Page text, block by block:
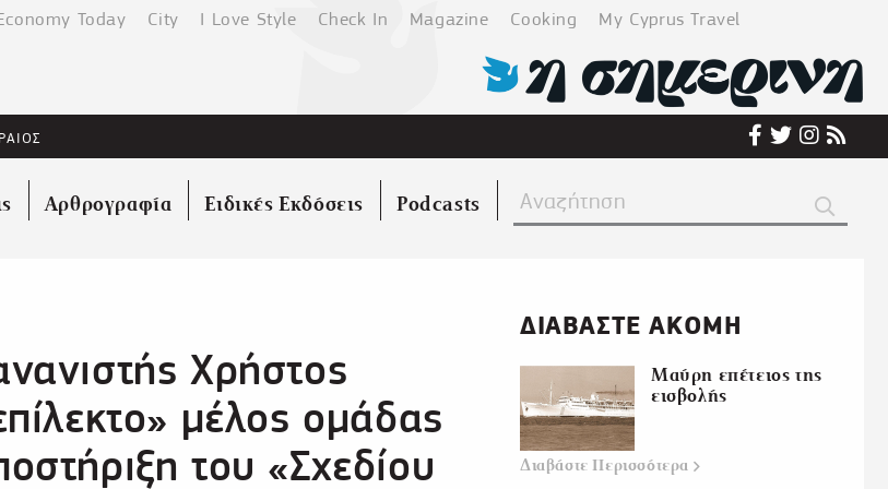
Today City I Love Style Check In Magazine Cooking My Cyprus Travel
Αρθρογραφία Ειδικές Εκδόσεις Podcasts
Χρήστος
μέλος ομάδας
του «Σχεδίου
ΔΙΑΒΑΣΤΕ ΑΚΟΜΗ
Μαύρη επέτειος της
εισβολής
Διαβάστε Περισσότερα